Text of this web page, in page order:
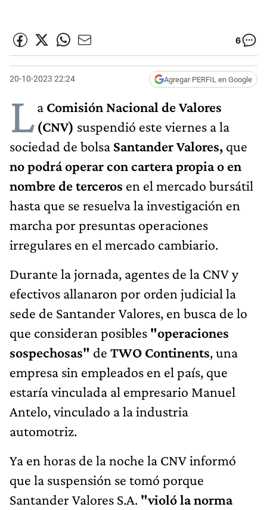
6
20-10-2023 22:24 Agregar PERFIL en Google
La Comisión Nacional de Valores
(CNV) suspendió este viernes a la
sociedad de bolsa Santander Valores, que
no podrá operar con cartera propia o en
nombre de terceros en el mercado bursátil
hasta que se resuelva la investigación en
marcha por presuntas operaciones
irregulares en el mercado cambiario.
Durante la jornada, agentes de la CNV y
efectivos allanaron por orden judicial la
sede de Santander Valores, en busca de lo
que consideran posibles "operaciones
sospechosas" de TWO Continents, una
empresa sin empleados en el país, que
estaría vinculada al empresario Manuel
Antelo, vinculado a la industria
automotriz.
Ya en horas de la noche la CNV informó
que la suspensión se tomó porque
Santander Valores S.A. "violó la norma